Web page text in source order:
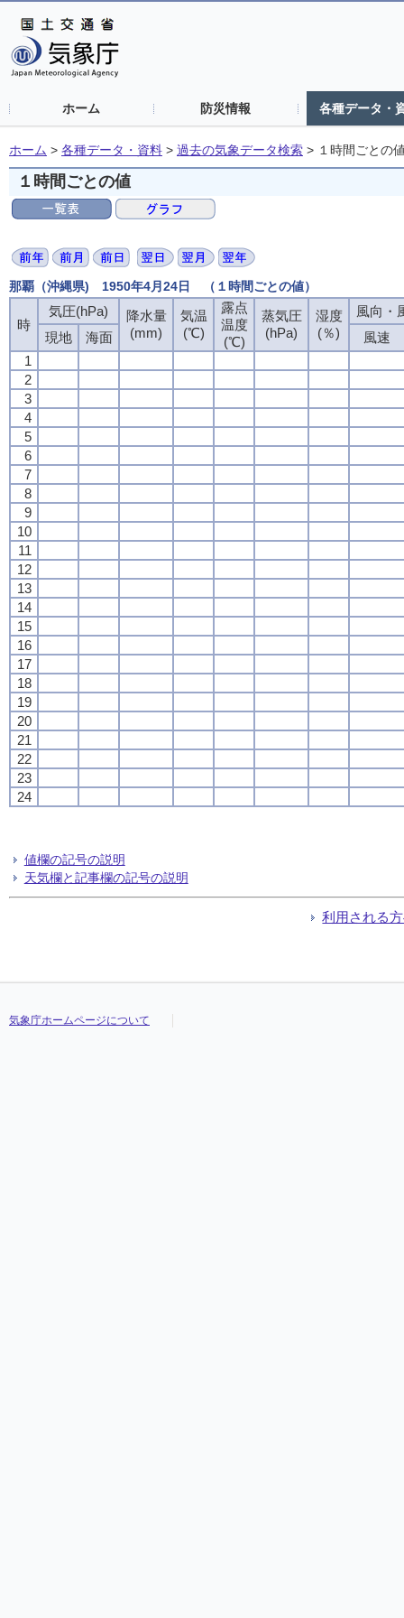
ホーム 防災情報 各種データ・
ホーム > 各種データ・資料 > 過去の気象データ検索 > １時間ごとの
１時間ごとの値
那覇（沖縄県) 1950年4月24日 （１時間ごとの値）
時
気圧(hPa)
降水量
(mm)
気温
(℃)
露点
温度
(℃)
蒸気圧
(hPa)
湿度
(％)
風向・
現地
海面
風速
1
2
3
4
5
6
7
8
9
10
11
12
13
14
15
16
17
18
19
20
21
22
23
24
値欄の記号の説明
天気欄と記事欄の記号の説明
利用される
気象庁ホームページについて